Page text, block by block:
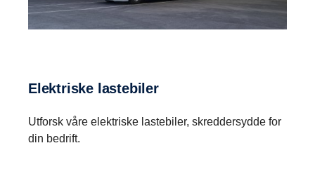
Elektriske lastebiler
Utforsk våre elektriske lastebiler, skreddersydde for
din bedrift.